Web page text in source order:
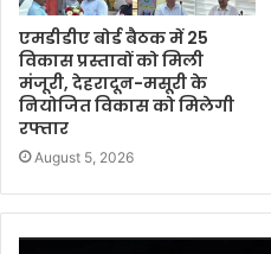
एमडीडीए बोर्ड बैठक में 25
विकास प्रस्तावों को मिली
मंजूरी, देहरादून-मसूरी के
नियोजित विकास को मिलेगी
रफ्तार
August 5, 2026